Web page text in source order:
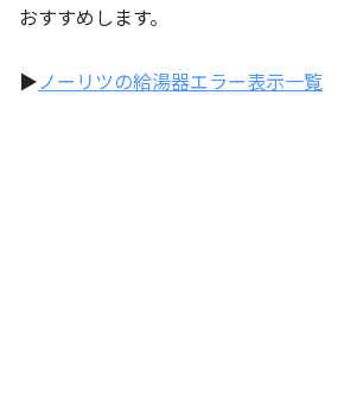
おすすめします。
▶ノーリツの給湯器エラー表示一覧